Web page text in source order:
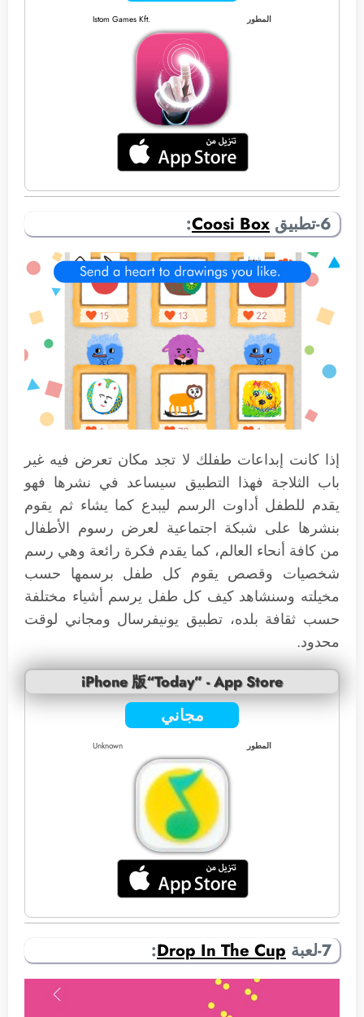
المطور Istom Games Kft.
6-تطبيق Coosi Box
:
إذا كانت إبداعات طفلك لا تجد مكان تعرض فيه غير
باب الثلاجة فهذا التطبيق سيساعد في نشرها فهو
يقدم للطفل أداوت الرسم ليبدع كما يشاء ثم يقوم
بنشرها على شبكة اجتماعية لعرض رسوم الأطفال
من كافة أنحاء العالم، كما يقدم فكرة رائعة وهي رسم
شخصيات وقصص يقوم كل طفل برسمها حسب
مخيلته وسنشاهد كيف كل طفل يرسم أشياء مختلفة
حسب ثقافة بلده، تطبيق يونيفرسال ومجاني لوقت
محدود.
iPhone 版“Today” - App Store
مجاني
المطور Unknown
7-لعبة Drop In The Cup
: